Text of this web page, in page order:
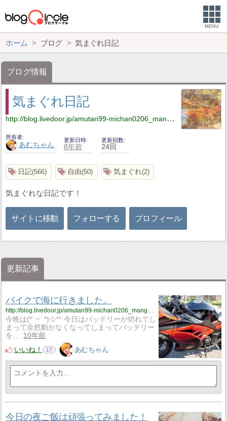
MENU
ホーム ブログ 気まぐれ日記
ブログ情報
気まぐれ日記
http://blog.livedoor.jp/amutan99-michan0206_manga_anime0502/
所有者
あむちゃん
更新日時
8年前
更新回数
24回
日記 566 自由 50 気まぐれ 2
気まぐれな日記です！
サイトに移動 フォローする プロフィール
更新記事
バイクで海に行きました。
今晩は(*˙︶˙*)☆*° 今日はバッテリーが切れてし
まって全然動かなくなってしまってバッテリー
を…
10年前
いいね！
17 あむちゃん
今日の夜ご飯は頑張ってみました！